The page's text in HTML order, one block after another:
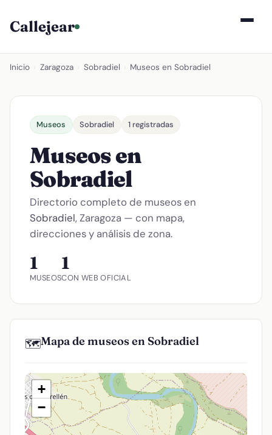
Callejear
Inicio Zaragoza Sobradiel Museos en Sobradiel
Museos Sobradiel 1 registradas
Museos en
Sobradiel
Directorio completo de museos en
Sobradiel, Zaragoza — con mapa,
direcciones y análisis de zona.
1
MUSEOS
1
CON WEB OFICIAL
🗺️Mapa de museos en Sobradiel
+
−